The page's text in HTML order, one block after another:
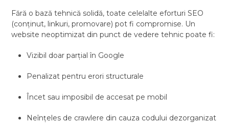
Fără o bază tehnică solidă, toate celelalte eforturi SEO
(conținut, linkuri, promovare) pot fi compromise. Un
website neoptimizat din punct de vedere tehnic poate fi:
Vizibil doar parțial în Google
Penalizat pentru erori structurale
Încet sau imposibil de accesat pe mobil
Neînțeles de crawlere din cauza codului dezorganizat